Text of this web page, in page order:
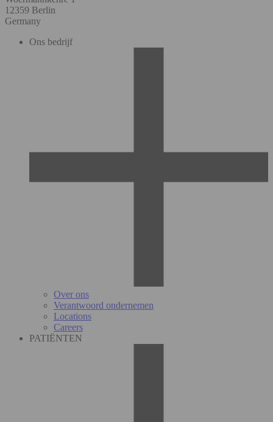
12359 Berlin
Germany
Ons bedrijf
Over ons
Verantwoord ondernemen
Locations
Careers
PATIËNTEN